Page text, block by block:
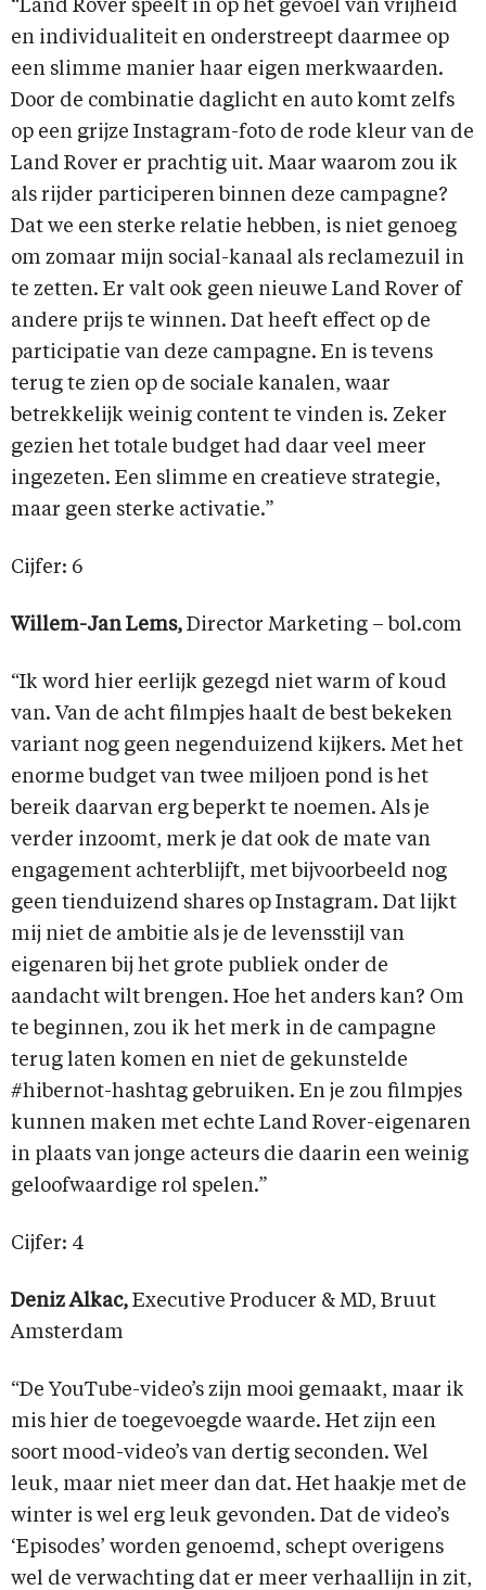
“Land Rover speelt in op het gevoel van vrijheid
en individualiteit en onderstreept daarmee op
een slimme manier haar eigen merkwaarden.
Door de combinatie daglicht en auto komt zelfs
op een grijze Instagram-foto de rode kleur van de
Land Rover er prachtig uit. Maar waarom zou ik
als rijder participeren binnen deze campagne?
Dat we een sterke relatie hebben, is niet genoeg
om zomaar mijn social-kanaal als reclamezuil in
te zetten. Er valt ook geen nieuwe Land Rover of
andere prijs te winnen. Dat heeft effect op de
participatie van deze campagne. En is tevens
terug te zien op de sociale kanalen, waar
betrekkelijk weinig content te vinden is. Zeker
gezien het totale budget had daar veel meer
ingezeten. Een slimme en creatieve strategie,
maar geen sterke activatie.”
Cijfer: 6
Willem-Jan Lems, Director Marketing – bol.com
“Ik word hier eerlijk gezegd niet warm of koud
van. Van de acht filmpjes haalt de best bekeken
variant nog geen negenduizend kijkers. Met het
enorme budget van twee miljoen pond is het
bereik daarvan erg beperkt te noemen. Als je
verder inzoomt, merk je dat ook de mate van
engagement achterblijft, met bijvoorbeeld nog
geen tienduizend shares op Instagram. Dat lijkt
mij niet de ambitie als je de levensstijl van
eigenaren bij het grote publiek onder de
aandacht wilt brengen. Hoe het anders kan? Om
te beginnen, zou ik het merk in de campagne
terug laten komen en niet de gekunstelde
#hibernot-hashtag gebruiken. En je zou filmpjes
kunnen maken met echte Land Rover-eigenaren
in plaats van jonge acteurs die daarin een weinig
geloofwaardige rol spelen.”
Cijfer: 4
Deniz Alkac, Executive Producer & MD, Bruut
Amsterdam
“De YouTube-video’s zijn mooi gemaakt, maar ik
mis hier de toegevoegde waarde. Het zijn een
soort mood-video’s van dertig seconden. Wel
leuk, maar niet meer dan dat. Het haakje met de
winter is wel erg leuk gevonden. Dat de video’s
‘Episodes’ worden genoemd, schept overigens
wel de verwachting dat er meer verhaallijn in zit,